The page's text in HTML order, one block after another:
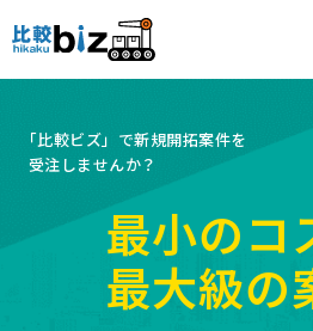
「比較ビズ」で新規開拓案件を
受注しませんか？
最小のコ
最大級の